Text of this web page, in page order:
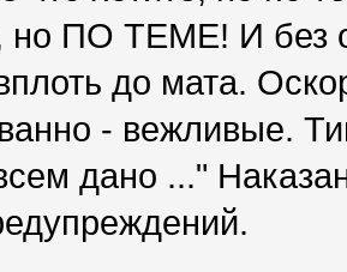
но ПО ТЕМЕ! И без
до мата.
- вежливые.
дано ..."